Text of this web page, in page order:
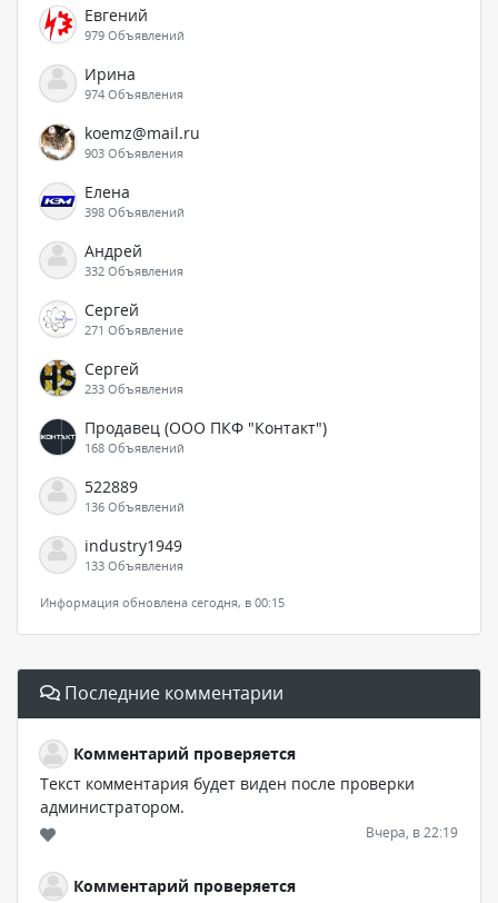
Евгений
979 Объявлений
Ирина
974 Объявления
koemz@mail.ru
903 Объявления
Елена
398 Объявлений
Андрей
332 Объявления
Сергей
271 Объявление
Сергей
233 Объявления
Продавец (ООО ПКФ "Контакт")
168 Объявлений
522889
136 Объявлений
industry1949
133 Объявления
Информация обновлена сегодня, в 00:15
Последние комментарии
Комментарий проверяется
Текст комментария будет виден после проверки
администратором.
Вчера, в 22:19
Комментарий проверяется